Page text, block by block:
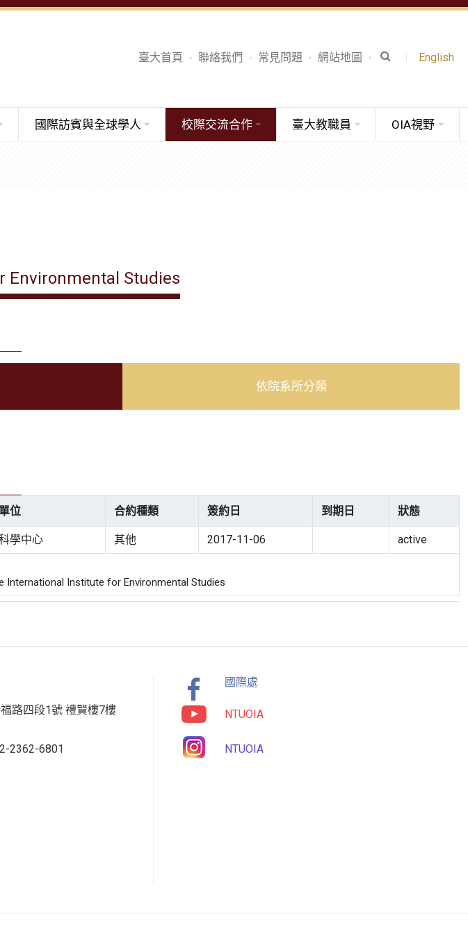
臺大首頁 聯絡我們 常見問題 網站地圖 English
國際訪賓與全球學人 校際交流合作 臺大教職員 OIA視野
Environmental Studies
依院系所分類
位 合約種類 簽約日 到期日 狀態
學中心 其他 2017-11-06 active
Institute for Environmental Studies
路四段1號 禮賢樓7樓
2362-6801
國際處
NTUOIA
NTUOIA